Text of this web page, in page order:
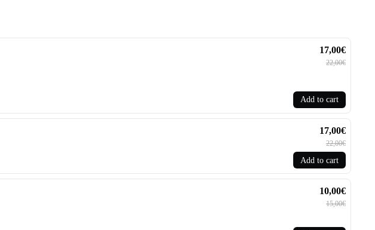
17,00€
22,00€
Add to cart
17,00€
22,00€
Add to cart
10,00€
15,00€